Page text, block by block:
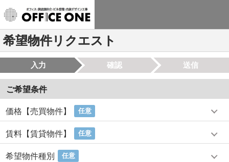
希望物件リクエスト
入力 確認 送信
ご希望条件
価格【売買物件】 任意
賃料【賃貸物件】 任意
希望物件種別 任意